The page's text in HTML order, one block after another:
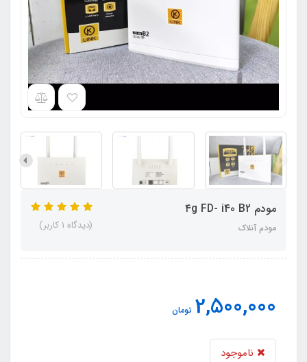
مودم ۴g FD- i40 B2
مودم آنلاک (دیدگاه 1 کاربر)
2,500,000 تومان
ناموجود